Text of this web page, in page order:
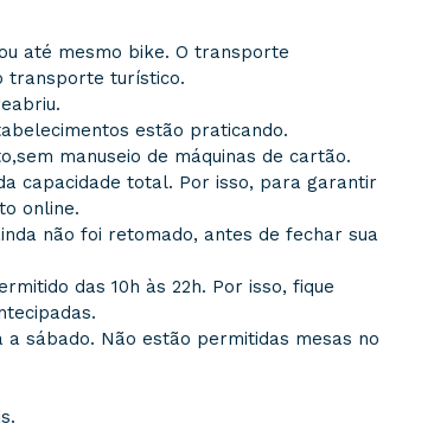
até mesmo bike. O transporte
transporte turístico.
estão praticando.
manuseio de máquinas de cartão.
capacidade total. Por isso, para garantir
online.
não foi retomado, antes de fechar sua
das 10h às 22h. Por isso, fique
a sábado. Não estão permitidas mesas no